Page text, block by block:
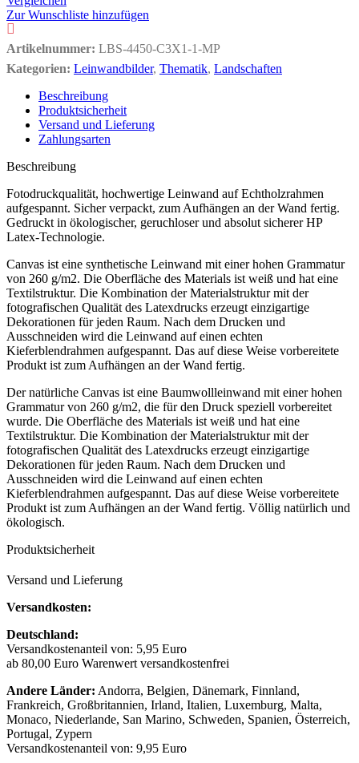
Zur Wunschliste hinzufügen
Artikelnummer: LBS-4450-C3X1-1-MP
Kategorien: Leinwandbilder, Thematik, Landschaften
Beschreibung
Produktsicherheit
Versand und Lieferung
Zahlungsarten
Beschreibung
Fotodruckqualität, hochwertige Leinwand auf Echtholzrahmen
aufgespannt. Sicher verpackt, zum Aufhängen an der Wand fertig.
Gedruckt in ökologischer, geruchloser und absolut sicherer HP
Latex-Technologie.
Canvas ist eine synthetische Leinwand mit einer hohen Grammatur
von 260 g/m2. Die Oberfläche des Materials ist weiß und hat eine
Textilstruktur. Die Kombination der Materialstruktur mit der
fotografischen Qualität des Latexdrucks erzeugt einzigartige
Dekorationen für jeden Raum. Nach dem Drucken und
Ausschneiden wird die Leinwand auf einen echten
Kieferblendrahmen aufgespannt. Das auf diese Weise vorbereitete
Produkt ist zum Aufhängen an der Wand fertig.
Der natürliche Canvas ist eine Baumwollleinwand mit einer hohen
Grammatur von 260 g/m2, die für den Druck speziell vorbereitet
wurde. Die Oberfläche des Materials ist weiß und hat eine
Textilstruktur. Die Kombination der Materialstruktur mit der
fotografischen Qualität des Latexdrucks erzeugt einzigartige
Dekorationen für jeden Raum. Nach dem Drucken und
Ausschneiden wird die Leinwand auf einen echten
Kieferblendrahmen aufgespannt. Das auf diese Weise vorbereitete
Produkt ist zum Aufhängen an der Wand fertig. Völlig natürlich und
ökologisch.
Produktsicherheit
Versand und Lieferung
Versandkosten:
Deutschland:
Versandkostenanteil von: 5,95 Euro
ab 80,00 Euro Warenwert versandkostenfrei
Andere Länder: Andorra, Belgien, Dänemark, Finnland,
Frankreich, Großbritannien, Irland, Italien, Luxemburg, Malta,
Monaco, Niederlande, San Marino, Schweden, Spanien, Österreich,
Portugal, Zypern
Versandkostenanteil von: 9,95 Euro